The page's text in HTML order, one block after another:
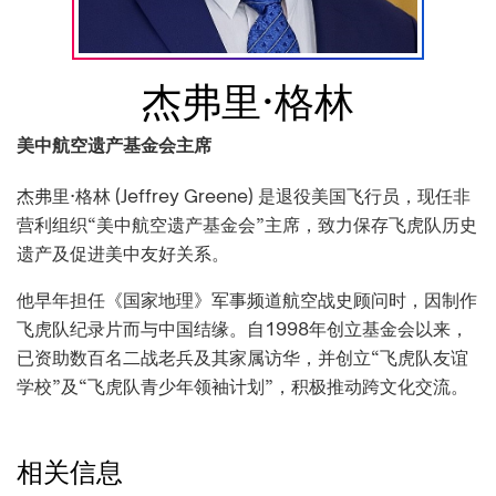
杰弗里·格林
美中航空遗产基金会主席
杰弗里·格林 (Jeffrey Greene) 是退役美国飞行员，现任非
营利组织“美中航空遗产基金会”主席，致力保存飞虎队历史
遗产及促进美中友好关系。
他早年担任《国家地理》军事频道航空战史顾问时，因制作
飞虎队纪录片而与中国结缘。自1998年创立基金会以来，
已资助数百名二战老兵及其家属访华，并创立“飞虎队友谊
学校”及“飞虎队青少年领袖计划”，积极推动跨文化交流。
相关信息